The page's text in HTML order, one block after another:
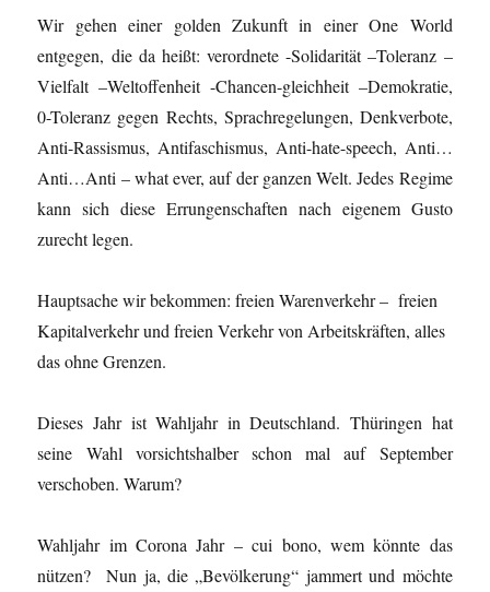
Wir gehen einer golden Zukunft in einer One World
entgegen, die da heißt: verordnete -Solidarität –Toleranz –
Vielfalt –Weltoffenheit -Chancen-gleichheit –Demokratie,
0-Toleranz gegen Rechts, Sprachregelungen, Denkverbote,
Anti-Rassismus, Antifaschismus, Anti-hate-speech, Anti…
Anti…Anti – what ever, auf der ganzen Welt. Jedes Regime
kann sich diese Errungenschaften nach eigenem Gusto
zurecht legen.
Hauptsache wir bekommen: freien Warenverkehr – freien
Kapitalverkehr und freien Verkehr von Arbeitskräften, alles
das ohne Grenzen.
Dieses Jahr ist Wahljahr in Deutschland. Thüringen hat
seine Wahl vorsichtshalber schon mal auf September
verschoben. Warum?
Wahljahr im Corona Jahr – cui bono, wem könnte das
nützen? Nun ja, die „Bevölkerung“ jammert und möchte